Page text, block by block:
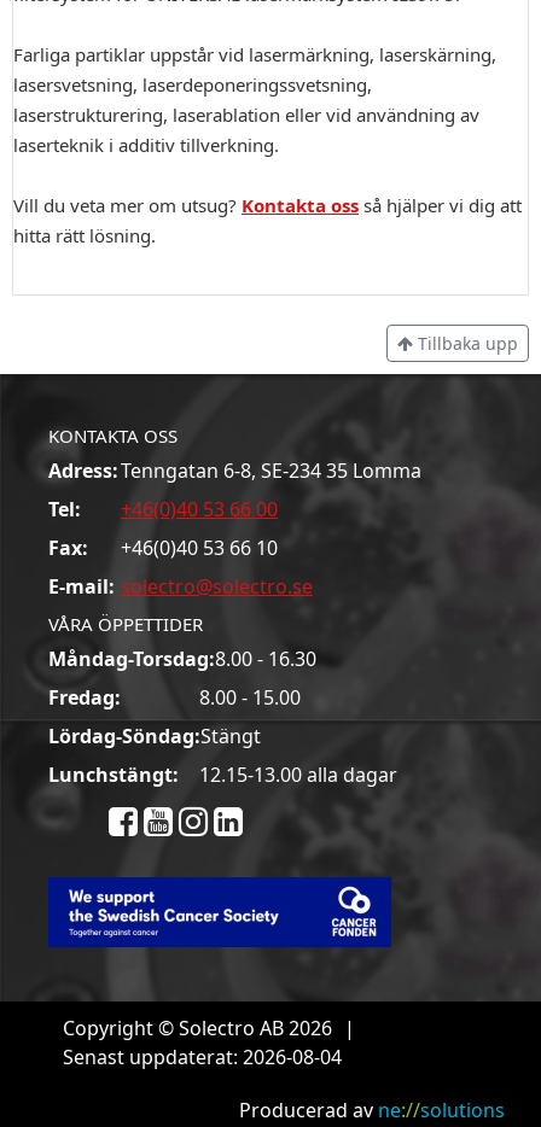
Farliga partiklar uppstår vid lasermärkning, laserskärning,
lasersvetsning, laserdeponeringssvetsning,
laserstrukturering, laserablation eller vid användning av
laserteknik i additiv tillverkning.
Vill du veta mer om utsug? Kontakta oss så hjälper vi dig att
hitta rätt lösning.
Tillbaka upp
KONTAKTA OSS
Adress:Tenngatan 6-8, SE-234 35 Lomma
Tel:
+46(0)40 53 66 00
Fax:
+46(0)40 53 66 10
E-mail: solectro@solectro.se
VÅRA ÖPPETTIDER
Måndag-Torsdag:8.00 - 16.30
Fredag:
8.00 - 15.00
Lördag-Söndag:Stängt
Lunchstängt:
12.15-13.00 alla dagar
Copyright © Solectro AB 2026 |
Senast uppdaterat: 2026-08-04
Producerad av ne://solutions